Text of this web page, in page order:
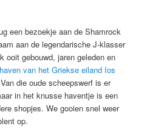
een bezoekje aan de Shamrock
aan de legendarische J-klasser
ooit gebouwd, jaren geleden en
van het Griekse eiland Ios
die oude scheepswerf is er
in het knusse haventje is een
shopjes. We gooien snel weer
op.